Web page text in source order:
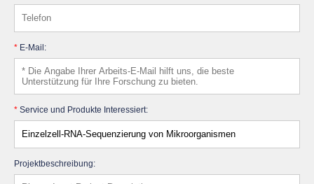
* E-Mail:
* Service und Produkte Interessiert:
Projektbeschreibung: